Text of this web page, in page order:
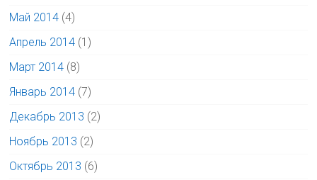
Май 2014 (4)
Апрель 2014 (1)
Март 2014 (8)
Январь 2014 (7)
Декабрь 2013 (2)
Ноябрь 2013 (2)
Октябрь 2013 (6)